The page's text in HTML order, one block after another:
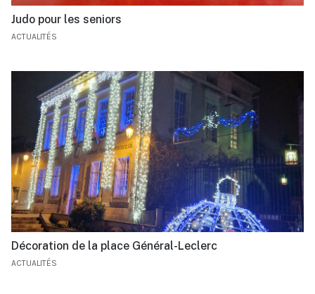
Judo pour les seniors
ACTUALITÉS
Décoration de la place Général-Leclerc
ACTUALITÉS